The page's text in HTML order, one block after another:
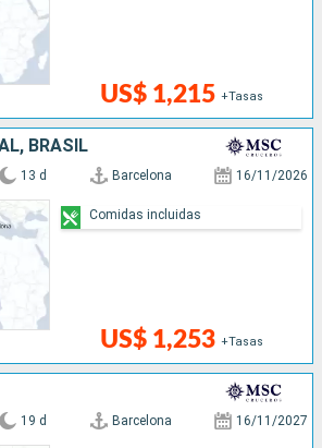
US$ 1,215 +Tasas
BRASIL
13 d Barcelona 16/11/2026
US$ 1,253 +Tasas
Comidas incluidas
19 d Barcelona 16/11/2027